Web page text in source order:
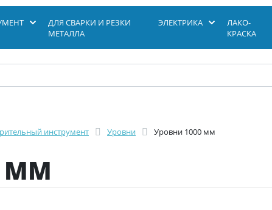
ДЛЯ СВАРКИ И РЕЗКИ
МЕТАЛЛА
ЭЛЕКТРИКА
ЛАКО-
КРАСКА
инструмент Уровни Уровни 1000 мм
ММ